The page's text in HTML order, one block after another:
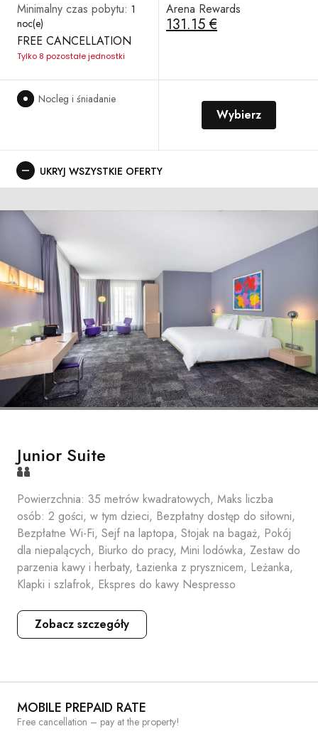
Minimalny czas pobytu: 1
noc(e)
FREE CANCELLATION
Tylko 8 pozostałe jednostki
Arena Rewards
131.15 €
Nocleg i śniadanie
Wybierz
UKRYJ WSZYSTKIE OFERTY
Junior Suite
Powierzchnia: 35 metrów kwadratowych, Maks liczba
osób: 2 gości, w tym dzieci, Bezpłatny dostęp do siłowni,
Bezpłatne Wi-Fi, Sejf na laptopa, Stojak na bagaż, Pokój
dla niepalących, Biurko do pracy, Mini lodówka, Zestaw do
parzenia kawy i herbaty, Łazienka z prysznicem, Leżanka,
Klapki i szlafrok, Ekspres do kawy Nespresso
Zobacz szczegóły
MOBILE PREPAID RATE
Free cancellation – pay at the property!